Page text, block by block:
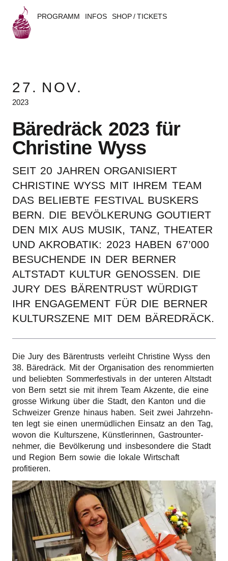
s
e
r
s
B
e
r
n
PROGRAMM INFOS SHOP / TICKETS
27. NOV.
2023
Bäre­dräck 2023 für
Chris­ti­ne Wyss
SEIT 20 JAHREN ORGA­NI­SIERT
CHRIS­TI­NE WYSS MIT IHREM TEAM
DAS BELIEB­TE FESTI­VAL BUSKERS
BERN. DIE BEVÖL­KE­RUNG GOUTIERT
DEN MIX AUS MUSIK, TANZ, THEA­TER
UND AKRO­BA­TIK: 2023 HABEN 67’000
BESU­CHEN­DE IN DER BERNER
ALTSTADT KULTUR GENOS­SEN. DIE
JURY DES BÄREN­TRUST WÜRDIGT
IHR ENGA­GE­MENT FÜR DIE BERNER
KULTUR­SZE­NE MIT DEM BÄREDRÄCK.
Die Jury des Bärentrusts verleiht Chris­ti­ne Wyss den
38. Bäredräck. Mit der Orga­ni­sa­ti­on des renom­mier­ten
und belieb­ten Sommer­fes­ti­vals in der unte­ren Altstadt
von Bern setzt sie mit ihrem Team Akzen­te, die eine
gros­se Wirkung über die Stadt, den Kanton und die
Schwei­zer Gren­ze hinaus haben. Seit zwei Jahr­zehn­
ten legt sie einen unermüdlichen Einsatz an den Tag,
wovon die Kultur­sze­ne, Künstlerinnen, Gastro­un­ter­
neh­mer, die Bevölkerung und insbe­son­de­re die Stadt
und Regi­on Bern sowie die loka­le Wirt­schaft
profitieren.